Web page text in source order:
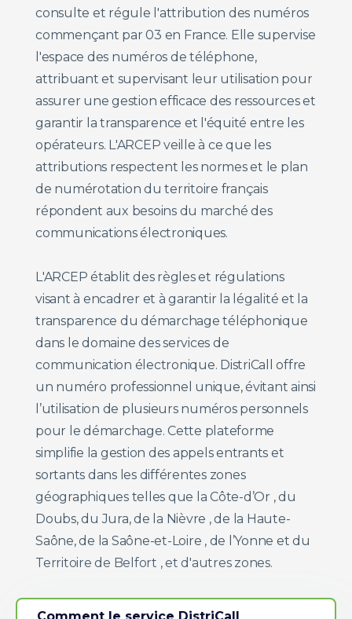
consulte et régule l'attribution des numéros
commençant par 03 en France. Elle supervise
l'espace des numéros de téléphone,
attribuant et supervisant leur utilisation pour
assurer une gestion efficace des ressources et
garantir la transparence et l'équité entre les
opérateurs. L'ARCEP veille à ce que les
attributions respectent les normes et le plan
de numérotation du territoire français
répondent aux besoins du marché des
communications électroniques.
L'ARCEP établit des règles et régulations
visant à encadrer et à garantir la légalité et la
transparence du démarchage téléphonique
dans le domaine des services de
communication électronique. DistriCall offre
un numéro professionnel unique, évitant ainsi
l’utilisation de plusieurs numéros personnels
pour le démarchage. Cette plateforme
simplifie la gestion des appels entrants et
sortants dans les différentes zones
géographiques telles que la Côte-d’Or , du
Doubs, du Jura, de la Nièvre , de la Haute-
Saône, de la Saône-et-Loire , de l’Yonne et du
Territoire de Belfort , et d'autres zones.